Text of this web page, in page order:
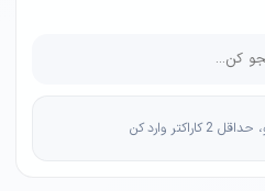
وارد کن